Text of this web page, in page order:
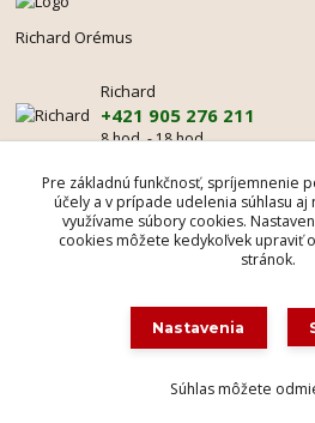
Richard Orémus
Richard
+421 905 276 211
8 hod. - 18 hod.
mr@3dstromcek.sk
Vytvorené na
Pre základnú funkčnosť, spríjemnenie
účely a v prípade udelenia súhlasu aj
využívame súbory cookies.
cookies môžete kedykoľvek upraviť
stránok.
Nastavenia
Súhlas môžete